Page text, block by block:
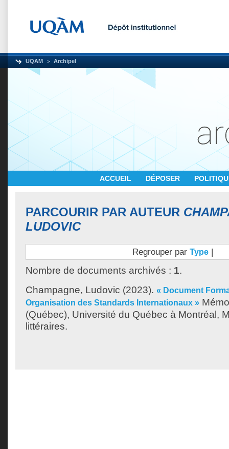
UQAM Archipel
ACCUEIL DÉPOSER
PARCOURIR PAR AUTEUR
LUDOVIC
Regrouper par Type |
Nombre de documents archivés : 1.
Champagne, Ludovic (2023). « Document
Organisation des Standards Internationaux »
(Québec), Université du Québec à Montréal,
littéraires.